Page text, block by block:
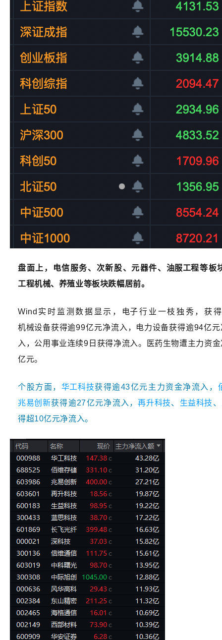
盘面上，电信服务、次新股、元器件、 油服工程等板
工程机械、 养殖业等板块跌幅居前。
Wind实时监测数据显示， 电子行业一枝独秀，获
机械设备获得逾99亿元净流入， 电力设备获得逾94亿
入， 公用事业连续9日获得净流入。 医药生物遭主力资
亿元。
个股方面， 华工科技获得逾43亿元主力资金净流入，
兆易创新获得逾27亿元净流入，再升科技、 生益科技 、
得超10亿元净流入。